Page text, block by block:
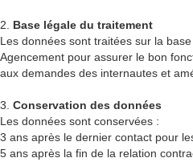
2. Base légale du traitement
Les données sont traitées sur la base
Agencement pour assurer le bon
aux demandes des internautes et
3. Conservation des données
Les données sont conservées :
3 ans après le dernier contact pour
5 ans après la fin de la relation